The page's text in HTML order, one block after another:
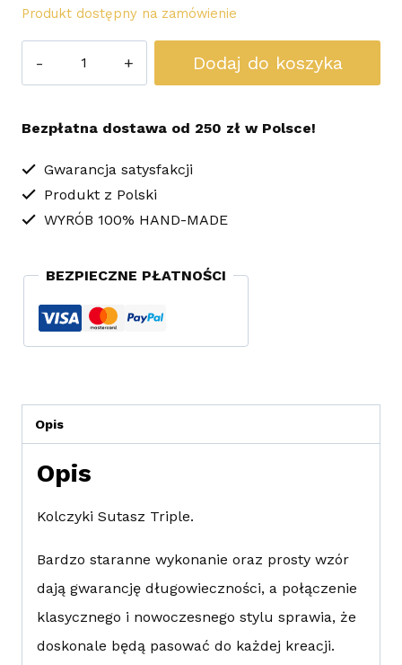
Produkt dostępny na zamówienie
Kolczyki
Triple
Dodaj do koszyka
Bezpłatna dostawa od 250 zł w Polsce!
Gwarancja satysfakcji
Produkt z Polski
WYRÓB 100% HAND-MADE
BEZPIECZNE PŁATNOŚCI
Opis
Opis
Kolczyki Sutasz Triple.
Bardzo staranne wykonanie oraz prosty wzór
dają gwarancję długowieczności, a połączenie
klasycznego i nowoczesnego stylu sprawia, że
doskonale będą pasować do każdej kreacji.